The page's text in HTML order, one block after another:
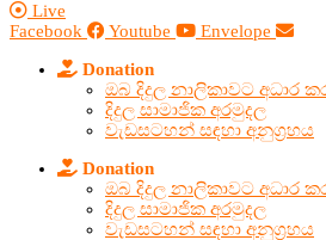
Live
Facebook
Youtube Envelope
Donation
ඔබ දිදුල නාලිකාවට අධාර
දිදුල සාමාජික අරමුදල
වැඩසටහන් සඳහා අනුග්‍රහය
Donation
ඔබ දිදුල නාලිකාවට අධාර
දිදුල සාමාජික අරමුදල
වැඩසටහන් සඳහා අනුග්‍රහය